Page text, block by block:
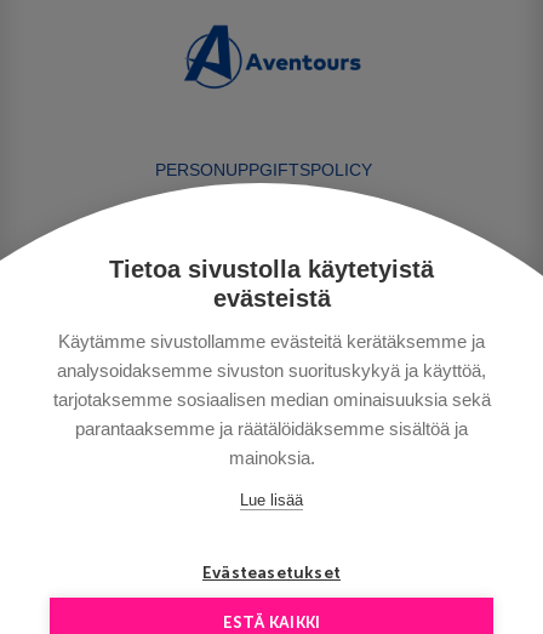
Tietoa sivustolla käytetyistä
evästeistä
Käytämme sivustollamme evästeitä kerätäksemme ja
analysoidaksemme sivuston suorituskykyä ja käyttöä,
tarjotaksemme sosiaalisen median ominaisuuksia sekä
parantaaksemme ja räätälöidäksemme sisältöä ja
mainoksia.
Lue lisää
Evästeasetukset
ESTÄ KAIKKI
PERSONUPPGIFTSPOLICY
BRA ATT VETA